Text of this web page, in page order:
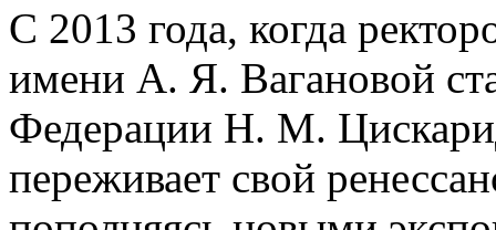
С 2013 года, когда
имени А. Я. Вагановой
Федерации Н. М.
переживает свой